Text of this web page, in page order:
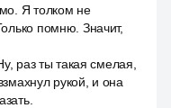
Я толком не
помню. Значит,
раз ты такая смелая,
рукой, и она